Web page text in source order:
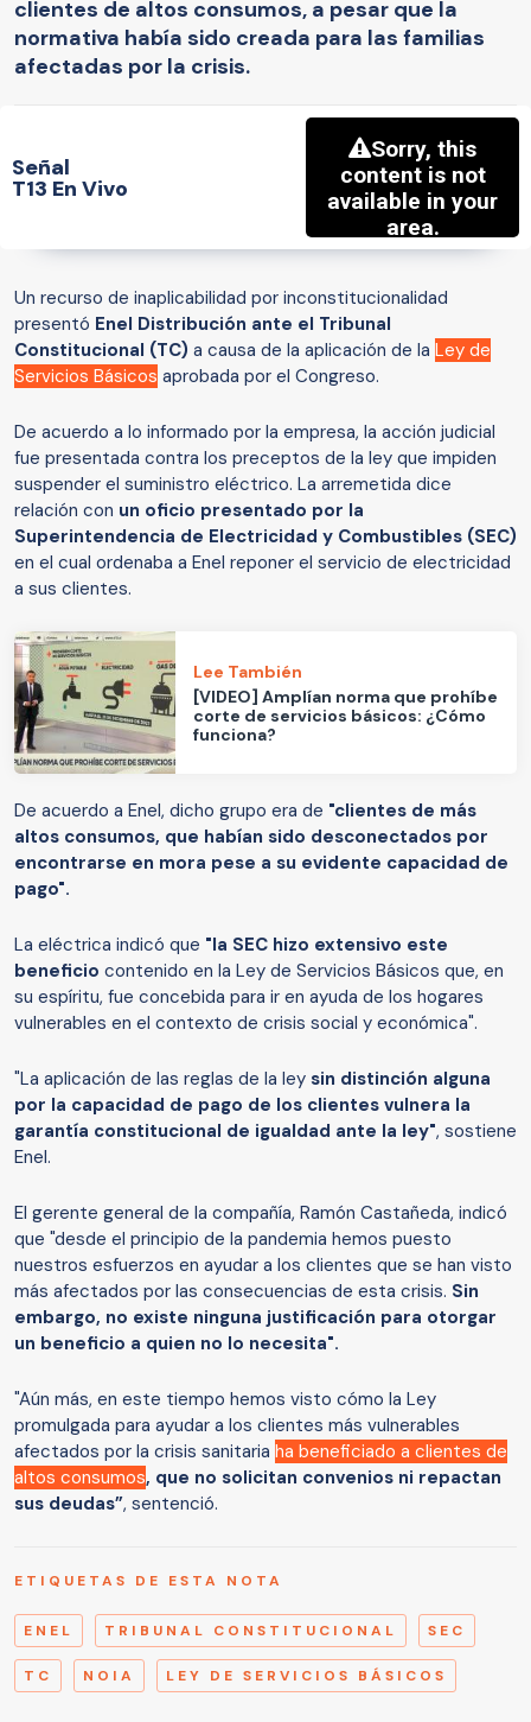
clientes de altos consumos, a pesar que la
normativa había sido creada para las familias
afectadas por la crisis.
Señal
T13 En Vivo
Un recurso de inaplicabilidad por inconstitucionalidad
presentó Enel Distribución ante el Tribunal
Constitucional (TC) a causa de la aplicación de la Ley de
Servicios Básicos aprobada por el Congreso.
De acuerdo a lo informado por la empresa, la acción judicial
fue presentada contra los preceptos de la ley que impiden
suspender el suministro eléctrico. La arremetida dice
relación con un oficio presentado por la
Superintendencia de Electricidad y Combustibles (SEC)
en el cual ordenaba a Enel reponer el servicio de electricidad
a sus clientes.
Lee También
[VIDEO] Amplían norma que prohíbe
corte de servicios básicos: ¿Cómo
funciona?
De acuerdo a Enel, dicho grupo era de "clientes de más
altos consumos, que habían sido desconectados por
encontrarse en mora pese a su evidente capacidad de
pago".
La eléctrica indicó que "la SEC hizo extensivo este
beneficio contenido en la Ley de Servicios Básicos que, en
su espíritu, fue concebida para ir en ayuda de los hogares
vulnerables en el contexto de crisis social y económica".
"La aplicación de las reglas de la ley sin distinción alguna
por la capacidad de pago de los clientes vulnera la
garantía constitucional de igualdad ante la ley", sostiene
Enel.
El gerente general de la compañía, Ramón Castañeda, indicó
que "desde el principio de la pandemia hemos puesto
nuestros esfuerzos en ayudar a los clientes que se han visto
más afectados por las consecuencias de esta crisis. Sin
embargo, no existe ninguna justificación para otorgar
un beneficio a quien no lo necesita".
"Aún más, en este tiempo hemos visto cómo la Ley
promulgada para ayudar a los clientes más vulnerables
afectados por la crisis sanitaria ha beneficiado a clientes de
altos consumos, que no solicitan convenios ni repactan
sus deudas”, sentenció.
ETIQUETAS DE ESTA NOTA
ENEL TRIBUNAL CONSTITUCIONAL SEC
TC NOIA LEY DE SERVICIOS BÁSICOS